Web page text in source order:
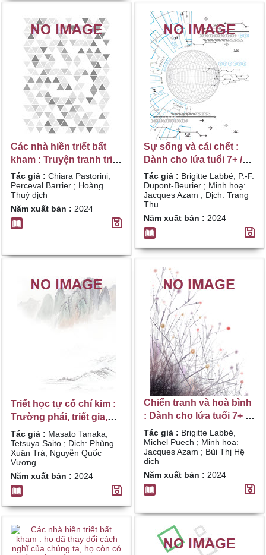
Các nhà hiền triết bất
kham : Truyện tranh triết
học cho trẻ em, và cả...
cho người lớn : Họ đã
thay đổi cách nghĩ của
chúng ta. Họ còn có
nhiều điều để nói với
Tác giả : Chiara Pastorini,
Perceval Barrier ; Hoàng
Thuỷ dịch
Năm xuất bản : 2024
Sự sống và cái chết :
Dành cho lứa tuổi 7+ /
Brigitte Labbé, P.-F.
Dupont-Beurier ; Minh
hoạ: Jacques Azam ;
Tác giả : Brigitte Labbé, P.-F.
Dupont-Beurier ; Minh hoạ:
Jacques Azam ; Dịch: Trang
Thu
Năm xuất bản : 2024
Triết học tự cổ chí kim :
Trường phái, triết gia,
thuật ngữ cùng những
minh hoạ sống động /
Masato Tanaka, Tetsuya
Saito ; Dịch: Phùng
Xuân Trà, Nguyễn Quốc
Vương
Tác giả : Masato Tanaka,
Tetsuya Saito ; Dịch: Phùng
Xuân Trà, Nguyễn Quốc
Vương
Năm xuất bản : 2024
Chiến tranh và hoà bình
: Dành cho lứa tuổi 7+ /
Brigitte Labbé, Michel
Puech ; Minh hoạ:
Jacques Azam ; Bùi Thị
Hệ dịch
Tác giả : Brigitte Labbé,
Michel Puech ; Minh hoạ:
Jacques Azam ; Bùi Thị Hệ
dịch
Năm xuất bản : 2024